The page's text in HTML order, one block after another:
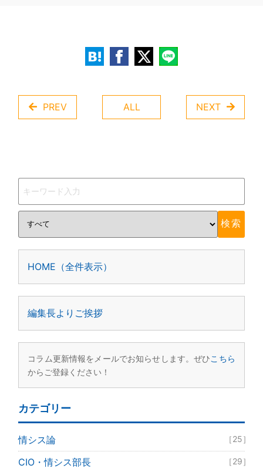
PREV ALL NEXT
HOME（全件表示）
編集長よりご挨拶
コラム更新情報をメールでお知らせします。ぜひこちら
からご登録ください！
カテゴリー
情シス論 ［25］
CIO・情シス部長 ［29］